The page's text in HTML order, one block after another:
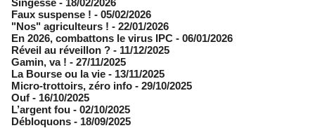
Faux suspense ! - 05/02/2026
"Nos" agriculteurs ! - 22/01/2026
En 2026, combattons le virus IPC - 06/01/2026
Réveil au réveillon ? - 11/12/2025
Gamin, va ! - 27/11/2025
​La Bourse ou la vie - 13/11/2025
Micro-trottoirs, zéro info - 29/10/2025
Ouf - 16/10/2025
L’argent fou - 02/10/2025
Débloquons - 18/09/2025